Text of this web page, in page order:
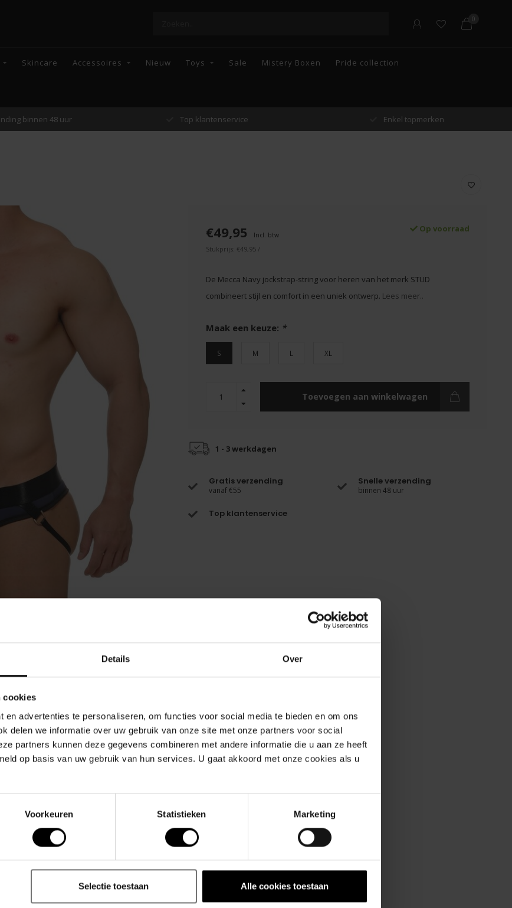
Details Over
cookies
en advertenties te personaliseren, om functies voor social media te bieden en om ons
delen we informatie over uw gebruik van onze site met onze partners voor social
partners kunnen deze gegevens combineren met andere informatie die u aan ze heeft
op basis van uw gebruik van hun services. U gaat akkoord met onze cookies als u
Voorkeuren Statistieken Marketing
Selectie toestaan Alle cookies toestaan
0
Skincare Accessoires Nieuw Toys Sale Mistery Boxen Pride collection
klantenservice Enkel topmerken Gratis verzending vanaf €55 in België
€49,95 Incl. btw
Op voorraad
Stukprijs: €49,95 /
De Mecca Navy jockstrap-string voor heren van het merk STUD
combineert stijl en comfort in een uniek ontwerp. Lees meer..
Maak een keuze: *
S M L XL
Toevoegen aan winkelwagen
1 - 3 werkdagen
Gratis verzending
vanaf €55
Snelle verzending
binnen 48 uur
Top klantenservice
stijl en comfort in een uniek ontwerp.
meerwaarde te bieden.
accentueert de contouren van je
waardoor ze een verfijnde uitstraling
verfijning toe en biedt een elastische
een visuele aantrekkingskracht hebben,
Gerelateerde producten